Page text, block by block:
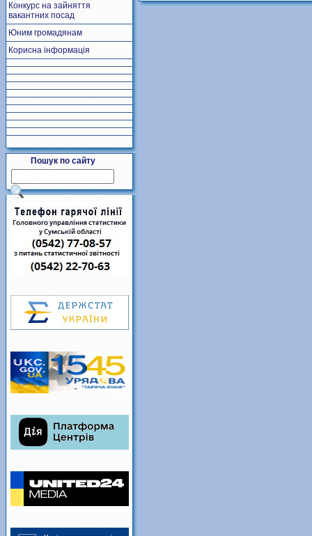
Конкурс на зайняття
вакантних посад
Юним громадянам
Корисна інформація
Пошук по сайту